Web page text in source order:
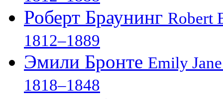
Роберт Браунинг Robert
1812–1889
Эмили Бронте Emily
1818–1848